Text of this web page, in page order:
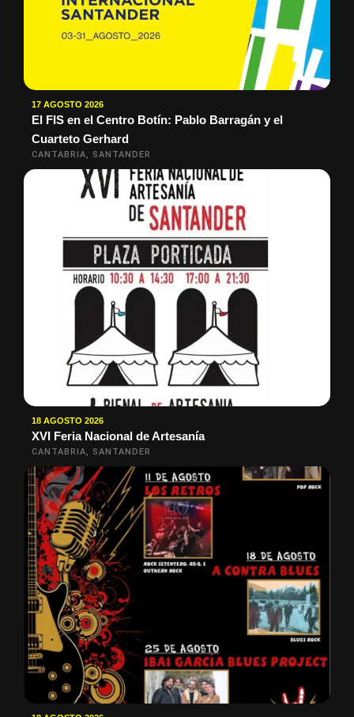
17 AGOSTO 2026
El FIS en el Centro Botín: Pablo Barragán y el
Cuarteto Gerhard
CANTABRIA, SANTANDER
18 AGOSTO 2026
XVI Feria Nacional de Artesanía
CANTABRIA, SANTANDER